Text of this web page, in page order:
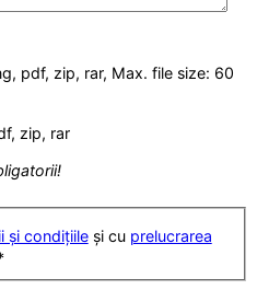
pdf, zip, rar, Max. file size: 60
zip, rar
și condițiileși cu prelucrarea